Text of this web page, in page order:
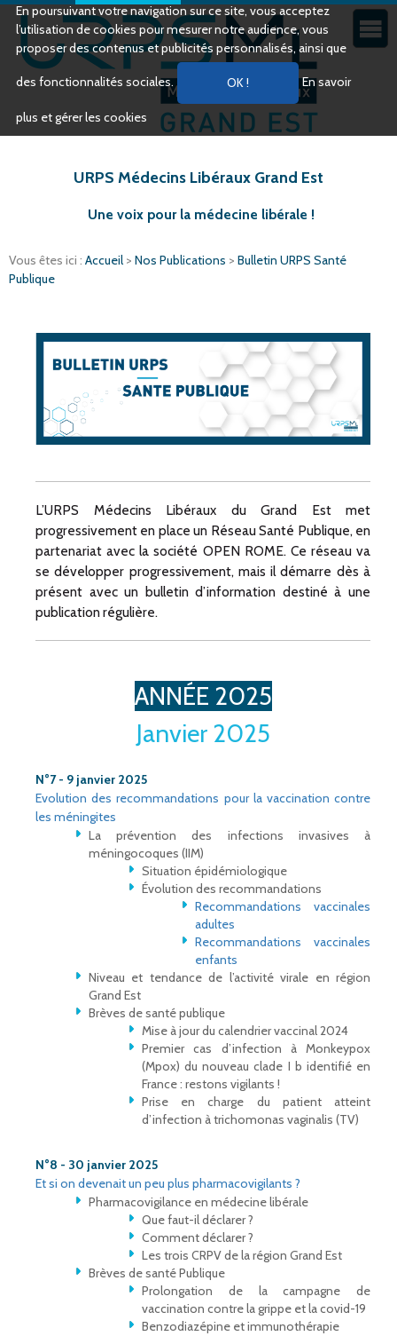
En poursuivant votre navigation sur ce site, vous acceptez
l’utilisation de cookies pour mesurer notre audience, vous
proposer des contenus et publicités personnalisés, ainsi que
des fonctionnalités sociales. En savoir
plus et gérer les cookies
URPS Médecins Libéraux Grand Est
Une voix pour la médecine libérale !
Vous êtes ici : Accueil > Nos Publications > Bulletin URPS Santé
Publique
L’URPS Médecins Libéraux du Grand Est met
progressivement en place un Réseau Santé Publique, en
partenariat avec la société OPEN ROME. Ce réseau va
se développer progressivement, mais il démarre dès à
présent avec un bulletin d’information destiné à une
publication régulière.
ANNÉE 2025
Janvier 2025
N°7 - 9 janvier 2025
Evolution des recommandations pour la vaccination contre
les méningites
La prévention des infections invasives à
méningocoques (IIM)
Situation épidémiologique
Évolution des recommandations
Recommandations vaccinales
adultes
Recommandations vaccinales
enfants
Niveau et tendance de l’activité virale en région
Grand Est
Brèves de santé publique
Mise à jour du calendrier vaccinal 2024
Premier cas d’infection à Monkeypox
(Mpox) du nouveau clade I b identifié en
France : restons vigilants !
Prise en charge du patient atteint
d’infection à trichomonas vaginalis (TV)
N°8 - 30 janvier 2025
Et si on devenait un peu plus pharmacovigilants ?
Pharmacovigilance en médecine libérale
Que faut-il déclarer ?
Comment déclarer ?
Les trois CRPV de la région Grand Est
Brèves de santé Publique
Prolongation de la campagne de
vaccination contre la grippe et la covid-19
Benzodiazépine et immunothérapie